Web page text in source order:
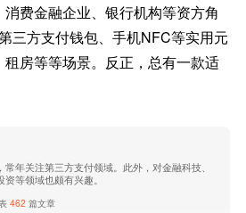
费金融企业、银行机构等资方角
三方支付钱包、手机NFC等实用元
房等等场景。反正，总有一款适
年关注第三方支付领域。此外，对金融科技、
等领域也颇有兴趣。
462 篇文章